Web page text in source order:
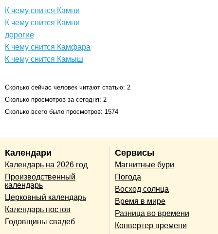
К чему снится Камни
К чему снится Камни
дорогие
К чему снится Камфара
К чему снится Камыш
Сколько сейчас человек читают статью: 2
Сколько просмотров за сегодня: 2
Сколько всего было просмотров: 1574
Календари
Календарь на 2026 год
Производственный
календарь
Церковный календарь
Календарь постов
Годовщины свадеб
Сервисы
Магнитные бури
Погода
Восход солнца
Время в мире
Разница во времени
Конвертер времени